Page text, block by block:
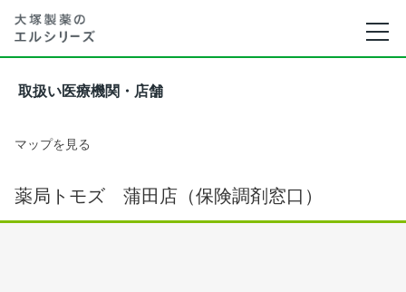
取扱い医療機関・店舗
マップを見る
薬局トモズ 蒲田店（保険調剤窓口）